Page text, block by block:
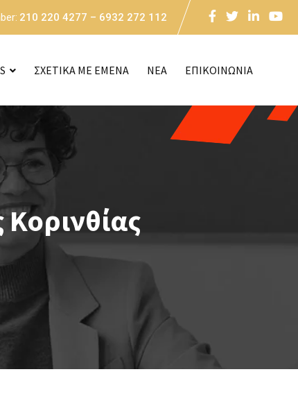
210 220 4277 – 6932 272 112
ΣΧΕΤΙΚΑ ΜΕ ΕΜΕΝΑ NEA ΕΠΙΚΟΙΝΩΝΙΑ